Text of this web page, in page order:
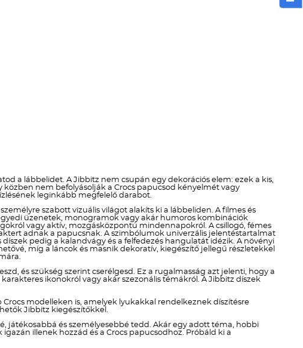
Nyári új termékek előre
a lábbelidet. A Jibbitz nem csupán egy dekorációs elem: ezek a kis,
nem befolyásolják a Crocs papucsod kényelmét vagy
leginkább megfelelő darabot.
szabott vizuális világot alakíts ki a lábbeliden. A filmes és
üzenetek, monogramok vagy akár humoros kombinációk
vagy aktív, mozgásközpontú mindennapokról. A csillogó, fémes
adnak a papucsnak. A szimbólumok univerzális jelentéstartalmat
pedig a kalandvágy és a felfedezés hangulatát idézik. A növényi
míg a láncok és masnik dekoratív, kiegészítő jellegű részletekkel
és szükség szerint cserélgesd. Ez a rugalmasság azt jelenti, hogy a
ikonokról vagy akár szezonális témákról. A Jibbitz díszek
modelleken is, amelyek lyukakkal rendelkeznek díszítésre
Jibbitz kiegészítőkkel.
játékosabbá és személyesebbé tedd. Akár egy adott téma, hobbi
illenek hozzád és a Crocs papucsodhoz. Próbáld ki a